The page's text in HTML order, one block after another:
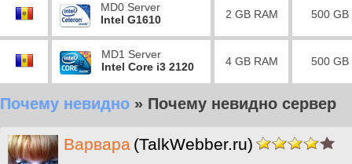
MD0 Server
Intel G1610
2 GB RAM 500 GB
MD1 Server
Intel Core i3 2120
4 GB RAM 500 GB
Почему невидно » Почему невидно сервер
Варвара (TalkWebber.ru)